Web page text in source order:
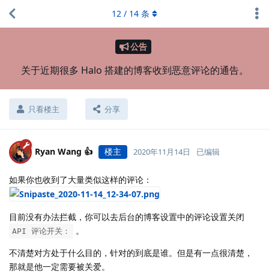
公告
关于近期很多 Halo 搭建的博客收到恶意评论的通告。
只看楼主 分享
12 / 14 条
Ryan Wang 👍 楼主 2020年11月14日 已编辑
如果你也收到了大量类似这样的评论：
目前没有办法拦截，你可以去后台的博客设置中的评论设置关闭
API 评论开关：
。
不清楚对方处于什么目的，针对的到底是谁。但是有一点很清楚，
那就是他一定需要被关爱。